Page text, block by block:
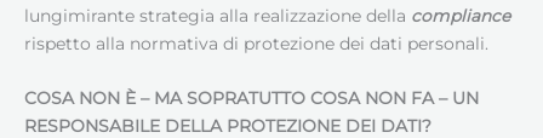
lungimirante strategia alla realizzazione della compliance
rispetto alla normativa di protezione dei dati personali.
COSA NON È – MA SOPRATUTTO COSA NON FA – UN
RESPONSABILE DELLA PROTEZIONE DEI DATI?